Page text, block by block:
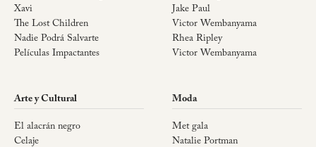
Xavi
The Lost Children
Nadie Podrá Salvarte
Películas Impactantes
Jake Paul
Victor Wembanyama
Rhea Ripley
Victor Wembanyama
Arte y Cultural
El alacrán negro
Celaje
Moda
Met gala
Natalie Portman